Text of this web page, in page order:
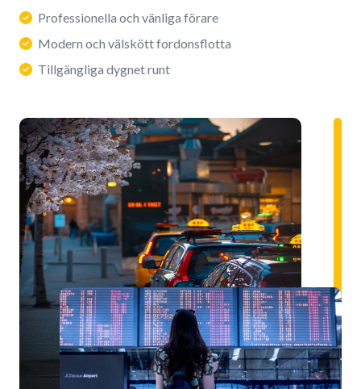
Professionella och vänliga förare
Modern och välskött fordonsflotta
Tillgängliga dygnet runt